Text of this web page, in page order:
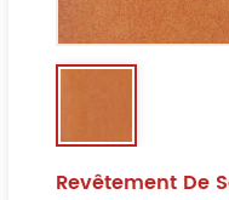
Revêtement De